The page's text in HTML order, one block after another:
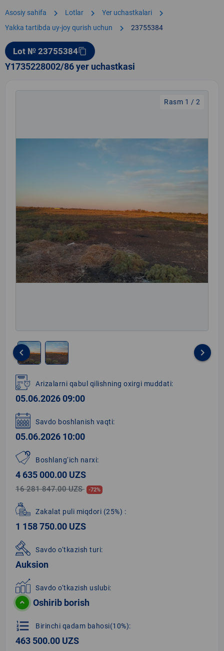
Asosiy sahifa chevron_right Lotlar chevron_right Yer uchastkalari chevron_right
Yakka tartibda uy-joy qurish uchun chevron_right 23755384
Lot № 23755384content_copy
Y1735228002/86 yer uchastkasi
Rasm 1 / 2
1
of
2
keyboard_arrow_left keyboard_arrow_right
Arizalarni qabul qilishning oxirgi muddati:
05.06.2026 09:00
Savdo boshlanish vaqti:
05.06.2026 10:00
Boshlang‘ich narxi:
4 635 000.00 UZS
16 281 847.00 UZS -72%
Zakalat puli miqdori (25%) :
1 158 750.00 UZS
Savdo o‘tkazish turi:
Auksion
Savdo o‘tkazish uslubi:
Oshirib borish
format_list_numbered Birinchi qadam bahosi(10%):
463 500.00 UZS